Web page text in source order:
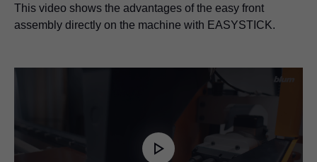
This video shows the advantages of the easy front
assembly directly on the machine with EASYSTICK.